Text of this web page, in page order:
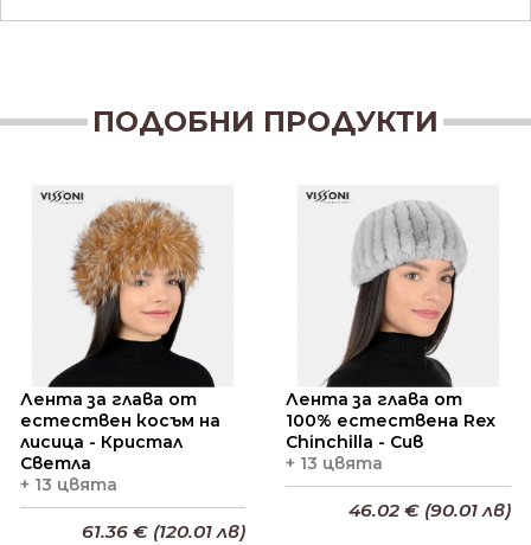
ПОДОБНИ ПРОДУКТИ
Лента за глава от
естествен косъм на
лисица - Кристал
Светла
+ 13 цвята
61.36 € (120.01 лв)
Лента за глава от
100% естествена Rex
Chinchilla - Сив
+ 13 цвята
46.02 € (90.01 лв)